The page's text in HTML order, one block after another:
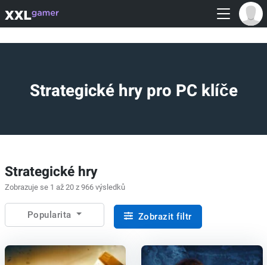
Strategické hry pro PC klíče
Strategické hry
Zobrazuje se 1 až 20 z 966 výsledků
Popularita Zobrazit filtr